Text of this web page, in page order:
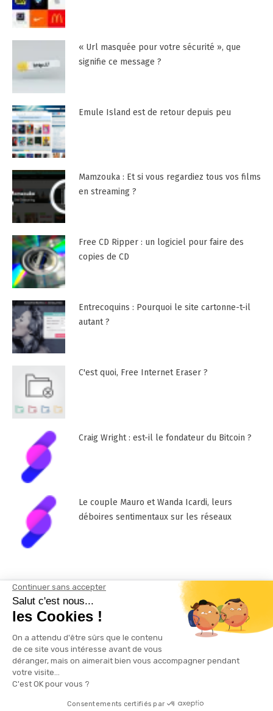
« Url masquée pour votre sécurité », que
signifie ce message ?
Emule Island est de retour depuis peu
Mamzouka : Et si vous regardiez tous vos films
en streaming ?
Free CD Ripper : un logiciel pour faire des
copies de CD
Entrecoquins : Pourquoi le site cartonne-t-il
autant ?
C'est quoi, Free Internet Eraser ?
Craig Wright : est-il le fondateur du Bitcoin ?
Le couple Mauro et Wanda Icardi, leurs
déboires sentimentaux sur les réseaux
Mentions Légales
Plan du site